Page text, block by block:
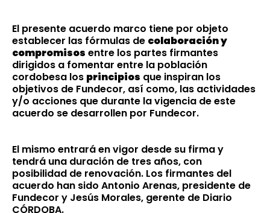
El presente acuerdo marco tiene por objeto
establecer las fórmulas de colaboración y
compromisos entre los partes firmantes
dirigidos a fomentar entre la población
cordobesa los principios que inspiran los
objetivos de Fundecor, así como, las actividades
y/o acciones que durante la vigencia de este
acuerdo se desarrollen por Fundecor.
El mismo entrará en vigor desde su firma y
tendrá una duración de tres años, con
posibilidad de renovación. Los firmantes del
acuerdo han sido Antonio Arenas, presidente de
Fundecor y Jesús Morales, gerente de Diario
CÓRDOBA.